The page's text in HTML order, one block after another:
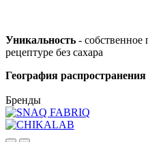
Уникальность - собственное
рецептуре без сахара
География распространения
Бренды